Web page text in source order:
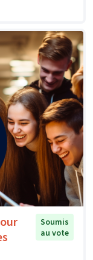
Soumis
au vote